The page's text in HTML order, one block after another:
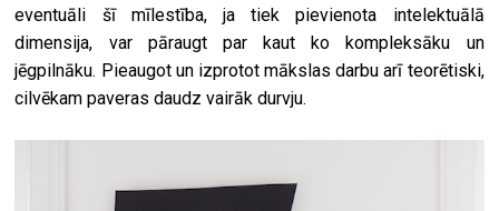
eventuāli šī mīlestība, ja tiek pievienota intelektuālā
dimensija, var pāraugt par kaut ko kompleksāku un
jēgpilnāku. Pieaugot un izprotot mākslas darbu arī teorētiski,
cilvēkam paveras daudz vairāk durvju.